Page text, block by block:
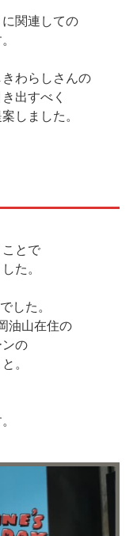
関連しての
わらしさんの
出すべく
しました。
とで
た。
した。
油山在住の
ンの
。